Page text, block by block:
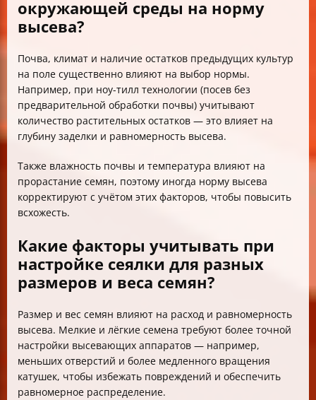
окружающей среды на норму
высева?
Почва, климат и наличие остатков предыдущих культур
на поле существенно влияют на выбор нормы.
Например, при ноу-тилл технологии (посев без
предварительной обработки почвы) учитывают
количество растительных остатков — это влияет на
глубину заделки и равномерность высева.
Также влажность почвы и температура влияют на
прорастание семян, поэтому иногда норму высева
корректируют с учётом этих факторов, чтобы повысить
всхожесть.
Какие факторы учитывать при
настройке сеялки для разных
размеров и веса семян?
Размер и вес семян влияют на расход и равномерность
высева. Мелкие и лёгкие семена требуют более точной
настройки высевающих аппаратов — например,
меньших отверстий и более медленного вращения
катушек, чтобы избежать повреждений и обеспечить
равномерное распределение.